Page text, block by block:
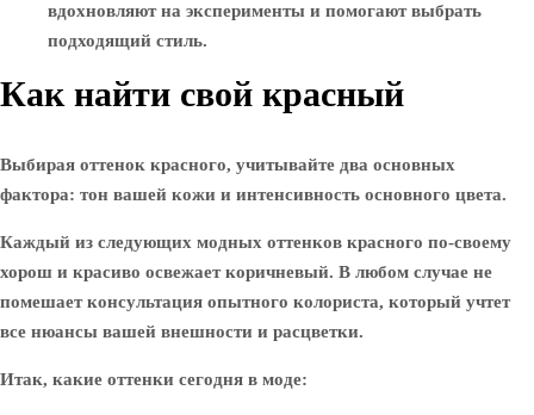
вдохновляют на эксперименты и помогают выбрать
подходящий стиль.
Как найти свой красный
Выбирая оттенок красного, учитывайте два основных
фактора: тон вашей кожи и интенсивность основного цвета.
Каждый из следующих модных оттенков красного по-своему
хорош и красиво освежает коричневый. В любом случае не
помешает консультация опытного колориста, который учтет
все нюансы вашей внешности и расцветки.
Итак, какие оттенки сегодня в моде: